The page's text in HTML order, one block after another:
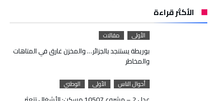
الأكثر قراءة
الأولى مقالات
بوريطة يستنجد بالجزائر… والمخزن غارق في المتاهات
والمخاطر
أحوال الناس الأولى الوطني